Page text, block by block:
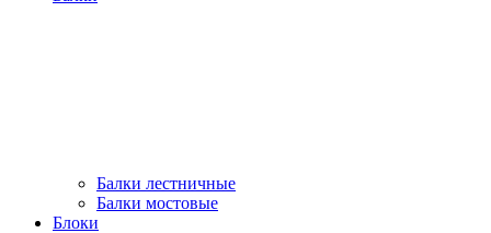
Балки лестничные
Балки мостовые
Блоки